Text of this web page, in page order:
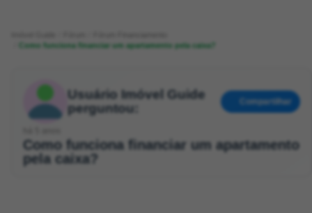
Como funciona financiar um apartamento pela caixa?
Usuário Imóvel Guide
perguntou:
Compartilhar
Como funciona financiar um apartamento
pela caixa?